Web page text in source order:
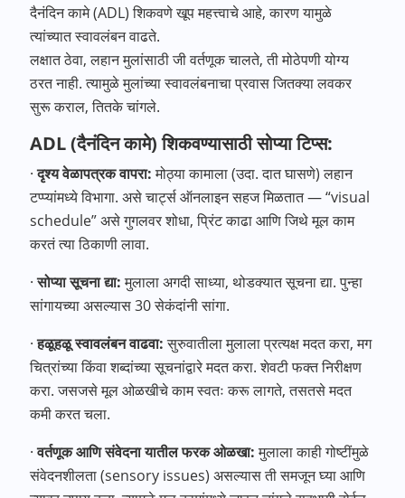
दैनंदिन कामे (ADL) शिकवणे खूप महत्त्वाचे आहे, कारण यामुळे
त्यांच्यात स्वावलंबन वाढते.
लक्षात ठेवा, लहान मुलांसाठी जी वर्तणूक चालते, ती मोठेपणी योग्य
ठरत नाही. त्यामुळे मुलांच्या स्वावलंबनाचा प्रवास जितक्या लवकर
सुरू कराल, तितके चांगले.
ADL (दैनंदिन कामे) शिकवण्यासाठी सोप्या टिप्स:
·दृश्य वेळापत्रक वापरा:मोठ्या कामाला (उदा. दात घासणे) लहान
टप्प्यांमध्ये विभागा. असे चार्ट्स ऑनलाइन सहज मिळतात — “visual
schedule” असे गुगलवर शोधा, प्रिंट काढा आणि जिथे मूल काम
करतं त्या ठिकाणी लावा.
·सोप्या सूचना द्या:मुलाला अगदी साध्या, थोडक्यात सूचना द्या. पुन्हा
सांगायच्या असल्यास 30 सेकंदांनी सांगा.
·हळूहळू स्वावलंबन वाढवा:सुरुवातीला मुलाला प्रत्यक्ष मदत करा, मग
चित्रांच्या किंवा शब्दांच्या सूचनांद्वारे मदत करा. शेवटी फक्त निरीक्षण
करा. जसजसे मूल ओळखीचे काम स्वतः करू लागते, तसतसे मदत
कमी करत चला.
·वर्तणूक आणि संवेदना यातील फरक ओळखा:मुलाला काही गोष्टींमुळे
संवेदनशीलता (sensory issues) असल्यास ती समजून घ्या आणि